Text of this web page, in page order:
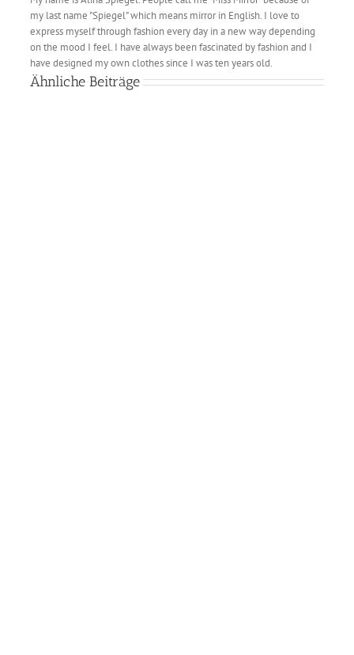
my last name "Spiegel" which means mirror in English. I love to
express myself through fashion every day in a new way depending
on the mood I feel. I have always been fascinated by fashion and I
have designed my own clothes since I was ten years old.
Ähnliche Beiträge